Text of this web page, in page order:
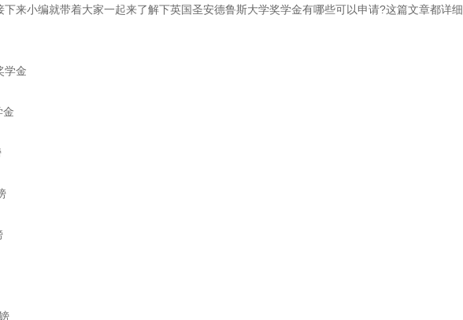
下来小编就带着大家一起来了解下英国圣安德鲁斯大学奖学金有哪些可以申请?这篇文章都详细
金